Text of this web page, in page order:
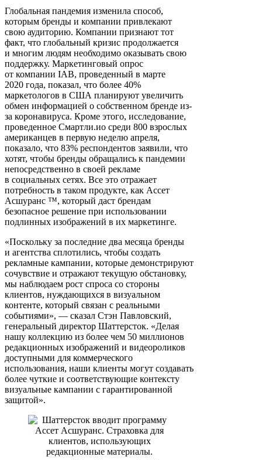
Глобальная пандемия изменила способ,
которым бренды и компании привлекают
свою аудиторию. Компании признают тот
факт, что глобальный кризис продолжается
и многим людям необходимо оказывать свою
поддержку. Маркетинговый опрос
от компании IAB, проведенный в марте
2020 года, показал, что более 40%
маркетологов в США планируют увеличить
обмен информацией о собственном бренде из-
за коронавируса. Кроме этого, исследование,
проведенное Смартли.ио среди 800 взрослых
американцев в первую неделю апреля,
показало, что 83% респондентов заявили, что
хотят, чтобы бренды обращались к пандемии
непосредственно в своей рекламе
в социальных сетях. Все это отражает
потребность в таком продукте, как Ассет
Асшуранс ™, который даст брендам
безопасное решение при использовании
подлинных изображений в их маркетинге.
«Поскольку за последние два месяца бренды
и агентства сплотились, чтобы создать
рекламные кампании, которые демонстрируют
сочувствие и отражают текущую обстановку,
мы наблюдаем рост спроса со стороны
клиентов, нуждающихся в визуальном
контенте, который связан с реальными
событиями», — сказал Стэн Павловский,
генеральный директор Шаттерсток. «Делая
нашу коллекцию из более чем 50 миллионов
редакционных изображений и видеороликов
доступными для коммерческого
использования, наши клиенты могут создавать
более чуткие и соответствующие контексту
визуальные кампании с гарантированной
защитой».